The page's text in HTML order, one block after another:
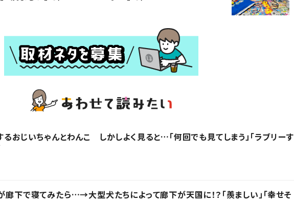
るおじいちゃんとわんこ しかしよく見ると…「何回でも見てしまう」「ラブリーす
廊下で寝てみたら…→大型犬たちによって廊下が天国に！？「羨ましい」「幸せそ